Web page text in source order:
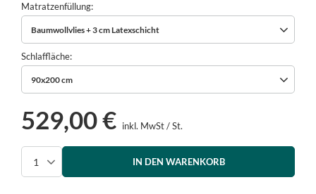
Matratzenfüllung
Baumwollvlies + 3 cm Latexschicht
Schlaffläche
90x200 cm
529,00 € inkl. MwSt/St.
IN DEN WARENKORB